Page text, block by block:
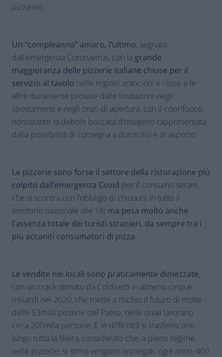
pizzaioli).
Un “compleanno” amaro, l’ultimo, segnato
dall’emergenza Coronavirus, con la grande
maggioranza delle pizzerie italiane chiuse per il
servizio al tavolo nelle regioni arancioni e rosse e le
altre duramente provate dalle limitazioni negli
spostamenti e negli orari di apertura, con il coprifuoco,
nonostante la debole boccata d‘ossigeno rappresentata
dalla possibilità di consegna a domicilio e di asporto.
Le pizzerie sono forse il settore della ristorazione più
colpito dall’emergenza Covid per il consumo serale,
che si scontra con l’obbligo di chiusura in tutto il
territorio nazionale alle 18; ma pesa molto anche
l’assenza totale dei turisti stranieri, da sempre tra i
più accaniti consumatori di pizza.
Le vendite nei locali sono praticamente dimezzate,
con un crack stimato da Coldiretti in almeno cinque
miliardi nel 2020, che mette a rischio il futuro di molte
delle 63mila pizzerie del Paese, nelle quali lavorano
circa 200mila persone. E le difficoltà si trasferiscono
lungo tutta la filiera, considerato che, a pieno regime,
nelle pizzerie, si stima vengano impiegati, ogni anno, 400